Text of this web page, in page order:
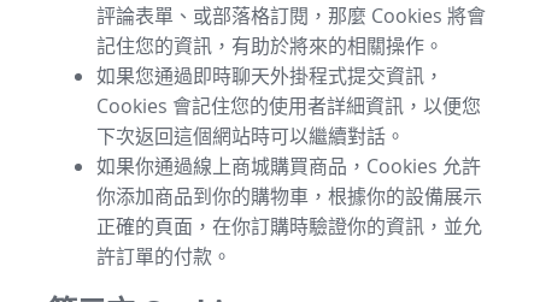
評論表單、或部落格訂閱，那麼 Cookies 將會
記住您的資訊，有助於將來的相關操作。
如果您通過即時聊天外掛程式提交資訊，
Cookies 會記住您的使用者詳細資訊，以便您
下次返回這個網站時可以繼續對話。
如果你通過線上商城購買商品，Cookies 允許
你添加商品到你的購物車，根據你的設備展示
正確的頁面，在你訂購時驗證你的資訊，並允
許訂單的付款。